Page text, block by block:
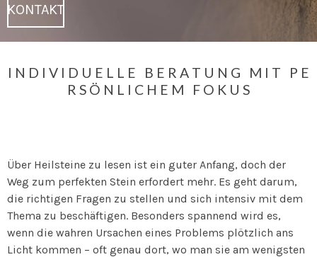
KONTAKT
I N D I V I D U E L L E B E R A T U N G M I T P E
R S Ö N L I C H E M F O K U S
Über Heilsteine zu lesen ist ein guter Anfang, doch der
Weg zum perfekten Stein erfordert mehr. Es geht darum,
die richtigen Fragen zu stellen und sich intensiv mit dem
Thema zu beschäftigen. Besonders spannend wird es,
wenn die wahren Ursachen eines Problems plötzlich ans
Licht kommen – oft genau dort, wo man sie am wenigsten